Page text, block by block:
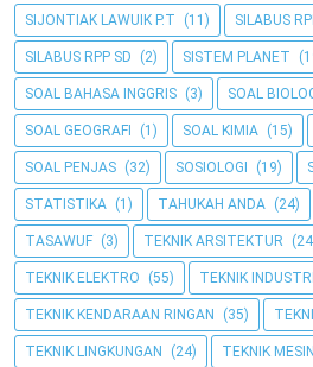
SIJONTIAK LAWUIK P.T (11) SILABUS
SILABUS RPP SD (2) SISTEM PLANET
SOAL BAHASA INGGRIS (3) SOAL
SOAL GEOGRAFI (1) SOAL KIMIA (15)
SOAL PENJAS (32) SOSIOLOGI (19)
STATISTIKA (1) TAHUKAH ANDA (24)
TASAWUF (3) TEKNIK ARSITEKTUR
TEKNIK ELEKTRO (55) TEKNIK INDUSTRI
TEKNIK KENDARAAN RINGAN (35)
TEKNIK LINGKUNGAN (24) TEKNIK MESIN